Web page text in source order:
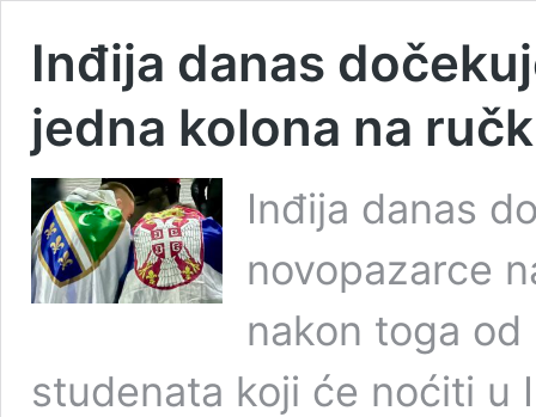
Inđija danas
jedna kolona na
Inđija danas
novopazarce
nakon toga
studenata koji će noćiti u